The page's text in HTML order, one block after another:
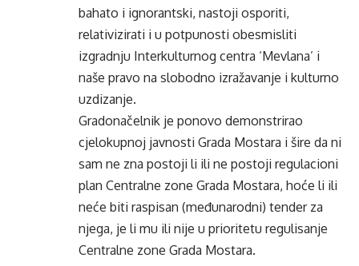
bahato i ignorantski, nastoji osporiti,
relativizirati i u potpunosti obesmisliti
izgradnju Interkulturnog centra ‘Mevlana’ i
naše pravo na slobodno izražavanje i kulturno
uzdizanje.
Gradonačelnik je ponovo demonstrirao
cjelokupnoj javnosti Grada Mostara i šire da ni
sam ne zna postoji li ili ne postoji regulacioni
plan Centralne zone Grada Mostara, hoće li ili
neće biti raspisan (međunarodni) tender za
njega, je li mu ili nije u prioritetu regulisanje
Centralne zone Grada Mostara.